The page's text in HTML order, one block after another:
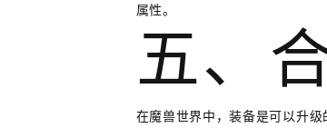
属性。
五、
在魔兽世界中，装备是可以升